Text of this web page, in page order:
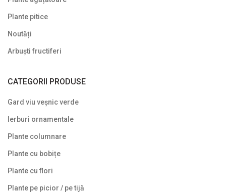
Plante târâtoare
Uncategorized
Plante pitice
Noutăți
Arbuști fructiferi
CATEGORII PRODUSE
Gard viu veșnic verde
Ierburi ornamentale
Plante columnare
Plante cu bobițe
Plante cu flori
Plante pe picior / pe tijă